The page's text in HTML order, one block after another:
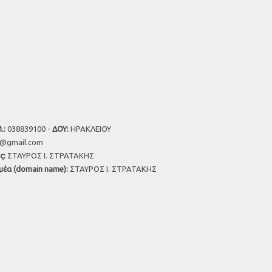
038839100 - ΔΟΥ: ΗΡΑΚΛΕΙΟΥ
ΣΤΑΥΡΟΣ Ι. ΣΤΡΑΤΑΚΗΣ
(domain name): ΣΤΑΥΡΟΣ Ι. ΣΤΡΑΤΑΚΗΣ